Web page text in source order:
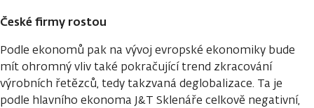
České firmy rostou
Podle ekonomů pak na vývoj evropské ekonomiky bude
mít ohromný vliv také pokračující trend zkracování
výrobních řetězců, tedy takzvaná deglobalizace. Ta je
podle hlavního ekonoma J&T Sklenáře celkově negativní,